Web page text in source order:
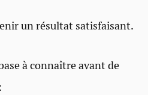
un résultat satisfaisant.
à connaître avant de
: